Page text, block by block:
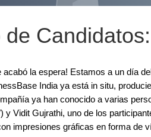
de
acabó la espera! Estamos a un día
India ya está in situ,
ya han conocido a varias
y Vidit Gujrathi, uno de los
impresiones gráficas en forma de